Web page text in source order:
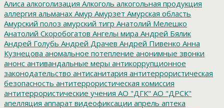
Алиса алкоголизация Алкоголь алкогольная продукция
аллергия альманах Амур Амурзет Амурская область
Амурский полоз амурский тигр Анатолий Мелешко
Анатолий Скоробогатов Ангелы мира Андрей Бялик
Андрей Голубь Андрей Драчев Андрей Пивенко Анна
Кузнецова аномальное потепление анонимные звонки
анонс антивандальные меры антикоррупционное
законодательство антисанитария антитеррористическая
безопасность антитеррористическая комиссия
антитеррористические учения АО "ДГК" АО "ДРСК"
апелляция аппарат видеофиксации апрель аптека